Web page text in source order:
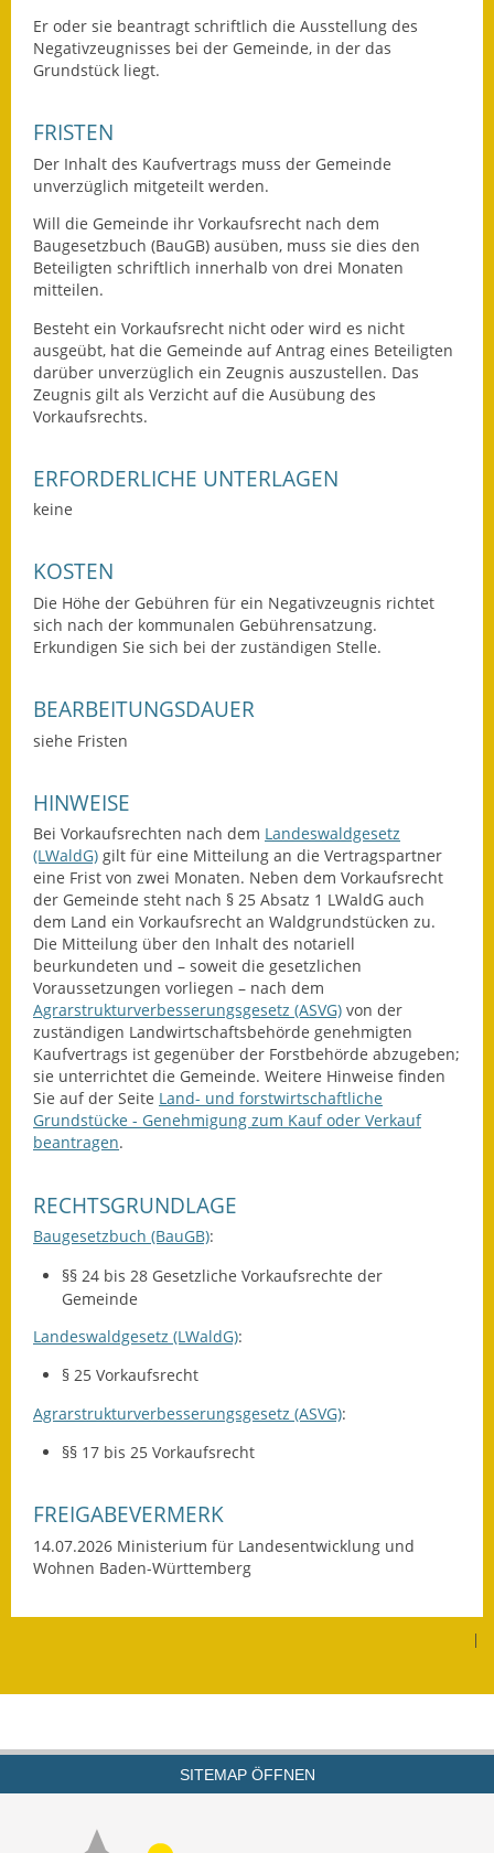
Zahlen und Fakten
Behördenadressen
Beratungsstellen im
Landkreis
Formulare
Fundbehörde
Sitzungsberichte 2017
Sitzungsberichte 2018
Haushalt & Finanzen
Eröffnungsbilanz
Getrennte
Abwassergebühr
Grundsteuerreform
Haushaltspläne
Jahresabschlüsse
Heiraten in Notzingen
Ortsrecht
Bauen und Wohnen
Flächennutzungsplan
Er oder sie beantragt schriftlich die Ausstellung des
Negativzeugnisses bei der Gemeinde, in der das
Grundstück liegt.
FRISTEN
Der Inhalt des Kaufvertrags muss der Gemeinde
unverzüglich mitgeteilt werden.
Will die Gemeinde ihr Vorkaufsrecht nach dem
Baugesetzbuch (BauGB) ausüben, muss sie dies den
Beteiligten schriftlich innerhalb von drei Monaten
mitteilen.
Besteht ein Vorkaufsrecht nicht oder wird es nicht
ausgeübt, hat die Gemeinde auf Antrag eines Beteiligten
darüber unverzüglich ein Zeugnis auszustellen. Das
Zeugnis gilt als Verzicht auf die Ausübung des
Vorkaufsrechts.
ERFORDERLICHE UNTERLAGEN
keine
KOSTEN
Die Höhe der Gebühren für ein Negativzeugnis richtet
sich nach der kommunalen Gebührensatzung.
Erkundigen Sie sich bei der zuständigen Stelle.
BEARBEITUNGSDAUER
siehe Fristen
HINWEISE
Bei Vorkaufsrechten nach dem Landeswaldgesetz
(LWaldG) gilt für eine Mitteilung an die Vertragspartner
eine Frist von zwei Monaten. Neben dem Vorkaufsrecht
der Gemeinde steht nach § 25 Absatz 1 LWaldG auch
dem Land ein Vorkaufsrecht an Waldgrundstücken zu.
Die Mitteilung über den Inhalt des notariell
beurkundeten und – soweit die gesetzlichen
Voraussetzungen vorliegen – nach dem
Agrarstrukturverbesserungsgesetz (ASVG) von der
zuständigen Landwirtschaftsbehörde genehmigten
Kaufvertrags ist gegenüber der Forstbehörde abzugeben;
sie unterrichtet die Gemeinde. Weitere Hinweise finden
Sie auf der Seite Land- und forstwirtschaftliche
Grundstücke - Genehmigung zum Kauf oder Verkauf
beantragen.
RECHTSGRUNDLAGE
Baugesetzbuch (BauGB):
§§ 24 bis 28 Gesetzliche Vorkaufsrechte der
Gemeinde
Landeswaldgesetz (LWaldG):
§ 25 Vorkaufsrecht
Agrarstrukturverbesserungsgesetz (ASVG):
§§ 17 bis 25 Vorkaufsrecht
FREIGABEVERMERK
14.07.2026 Ministerium für Landesentwicklung und
Wohnen Baden-Württemberg
|
SITEMAP ÖFFNEN